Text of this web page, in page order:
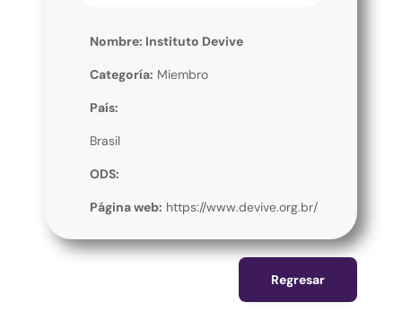
Nombre: Instituto Devive
Categoría: Miembro
País:
Brasil
ODS:
Página web: https://www.devive.org.br/
Regresar